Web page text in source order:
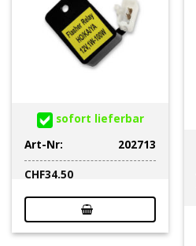
sofort lieferbar
Art-Nr:
202713
CHF34.50